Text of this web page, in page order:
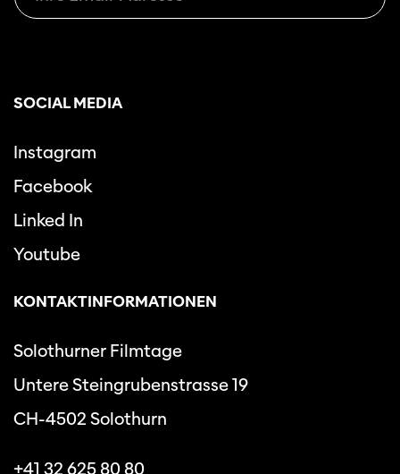
SOCIAL MEDIA
Instagram
Facebook
Linked In
Youtube
KONTAKTINFORMATIONEN
Solothurner Filmtage
Untere Steingrubenstrasse 19
CH-4502 Solothurn
+41 32 625 80 80